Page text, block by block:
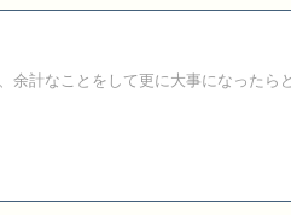
余計なことをして更に大事になったら